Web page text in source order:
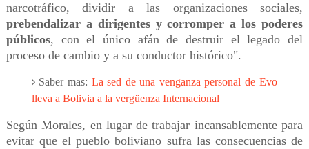
narcotráfico, dividir a las organizaciones sociales,
prebendalizar a dirigentes y corromper a los poderes
públicos, con el único afán de destruir el legado del
proceso de cambio y a su conductor histórico".
Saber mas: La sed de una venganza personal de Evo
lleva a Bolivia a la vergüenza Internacional
Según Morales, en lugar de trabajar incansablemente para
evitar que el pueblo boliviano sufra las consecuencias de